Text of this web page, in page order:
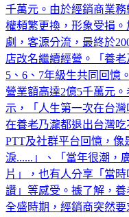
千萬元。由於經銷商業
權頻繁更換，形象受損
劇，客源分流，最終於
店改名繼續經營。「養
5、6、7年級生共同回憶
營業額高達2億5千萬元
示，「人生第一次在台
在養老乃瀧都退出台灣
PTT及社群平台回憶，像
淚......」、「當年很潮，
片」，也有人分享「當
讚」等感受。據了解，
全盛時期，經銷商突然